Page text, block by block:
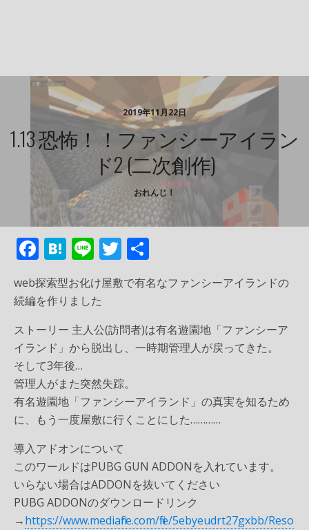
2019年11月22日
1.13 恐怖！！ファンシーアイラン
ド2 (二次創作)
おれんじ！
F
ac
e
b
o
o
k
H
at
e
n
a
Li
n
e
T
itt
有
web探索型お化け屋敷で有名なファンシーアイランドの
続編を作りました
ストーリー 主人公(訪問者)は有名遊園地「ファンシーア
イランド」から脱出し、一時期管理人が戻ってきた。
そして3年後…
管理人がまた突然失踪。
有名遊園地「ファンシーアイランド」の真実を知るため
に、もう一度屋敷に行くことにした…………
導入アドオンについて
このワールドはPUBG GUN ADDONを入れています。
いらない場合はADDONを抜いてください
PUBG ADDONのダウンロードリンク
→https://www.mediafire.com/file/5ebyeudrt27gxbb/Reso